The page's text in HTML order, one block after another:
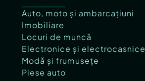
Auto, moto și ambarcațiuni
Imobiliare
Locuri de muncă
Electronice și electrocasnice
Modă și frumusețe
Piese auto